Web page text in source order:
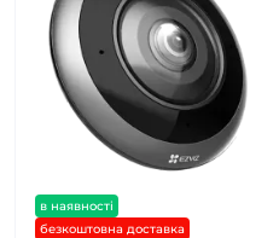
в наявності
безкоштовна доставка